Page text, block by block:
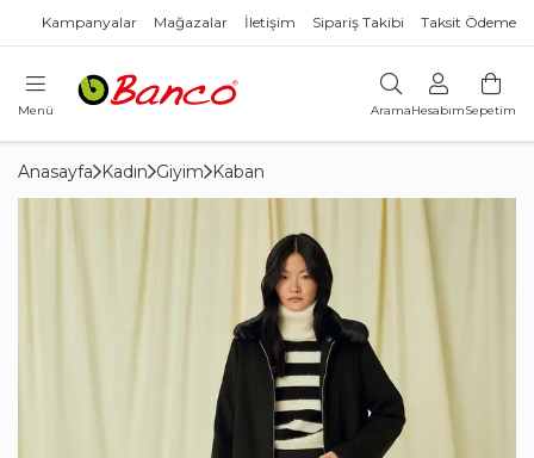
Kampanyalar Mağazalar İletişim Sipariş Takibi Taksit Ödeme
Menü AramaHesabımSepetim
Anasayfa Kadın Giyim Kaban